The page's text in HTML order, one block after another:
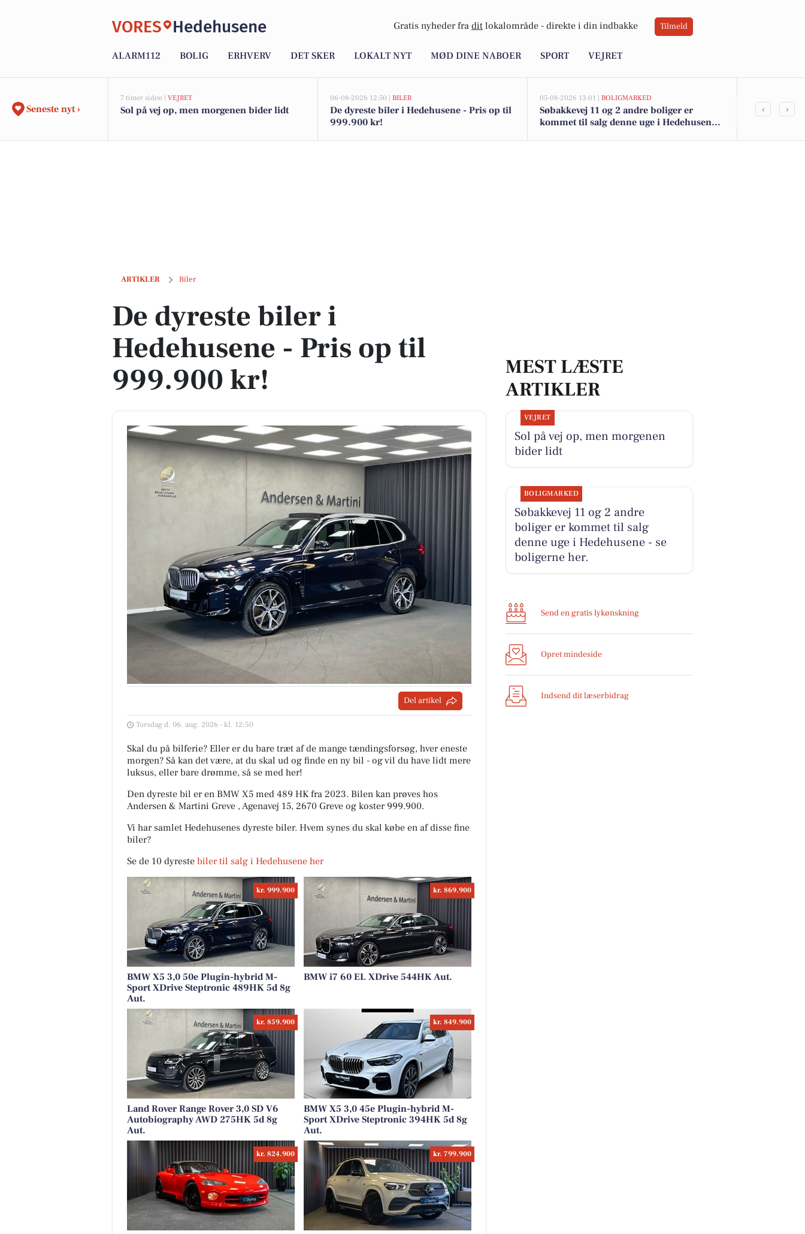
VORES Hedehusene Gratis nyheder fra dit lokalområde - direkte i din indbakke Tilmeld
ALARM112 BOLIG ERHVERV DET SKER LOKALT NYT MØD DINE NABOER SPORT VEJRET
Seneste nyt ›
7 timer siden | VEJRET
Sol på vej op, men morgenen bider lidt
06-08-2026 12:50 | BILER
De dyreste biler i Hedehusene - Pris op til
999.900 kr!
05-08-2026 13:01 | BOLIGMARKED
Søbakkevej 11 og 2 andre boliger er
kommet til salg denne uge i Hedehusene -
Top 6 over
‹ ›
ARTIKLER Biler
De dyreste biler i Hedehusene - Pris op til 999.900 kr!
De dyreste biler i
Hedehusene - Pris op til
999.900 kr!
Del artikel
Torsdag d. 06. aug. 2026 - kl. 12:50
Skal du på bilferie? Eller er du bare træt af de mange tændingsforsøg, hver eneste
morgen? Så kan det være, at du skal ud og finde en ny bil - og vil du have lidt mere
luksus, eller bare drømme, så se med her!
Den dyreste bil er en BMW X5 med 489 HK fra 2023. Bilen kan prøves hos
Andersen & Martini Greve , Agenavej 15, 2670 Greve og koster 999.900.
Vi har samlet Hedehusenes dyreste biler. Hvem synes du skal købe en af disse fine
biler?
Se de 10 dyreste biler til salg i Hedehusene her
kr. 999.900
BMW X5 3,0 50e Plugin-hybrid M-
Sport XDrive Steptronic 489HK 5d 8g
Aut.
kr. 869.900
BMW i7 60 EL XDrive 544HK Aut.
kr. 859.900
Land Rover Range Rover 3,0 SD V6
Autobiography AWD 275HK 5d 8g
Aut.
kr. 849.900
BMW X5 3,0 45e Plugin-hybrid M-
Sport XDrive Steptronic 394HK 5d 8g
Aut.
kr. 824.900 kr. 799.900
MEST LÆSTE
ARTIKLER
VEJRET
Sol på vej op, men morgenen
bider lidt
BOLIGMARKED
Søbakkevej 11 og 2 andre
boliger er kommet til salg
denne uge i Hedehusene - se
boligerne her.
Send en gratis lykønskning
Opret mindeside
Indsend dit læserbidrag